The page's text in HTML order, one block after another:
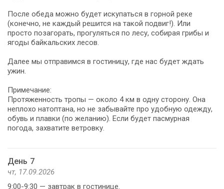
После обеда можно будет искупаться в горной реке
(конечно, не каждый решится на такой подвиг!). Или
просто позагорать, прогуляться по лесу, собирая грибы и
ягоды байкальских лесов.
Далее мы отправимся в гостиницу, где нас будет ждать
ужин.
Примечание:
Протяженность тропы — около 4 км в одну сторону. Она
неплохо натоптана, но не забывайте про удобную одежду,
обувь и плавки (по желанию). Если будет пасмурная
погода, захватите ветровку.
День 7
чт, 17.09.2026
9:00-9:30 — завтрак в гостинице.